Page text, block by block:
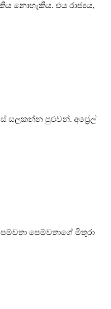
නොහැකිය. එය රාජ්‍යය,
සලකන්න පුළුවන්. අප්‍රේල්
පෙම්වතාගේ මිතුරා